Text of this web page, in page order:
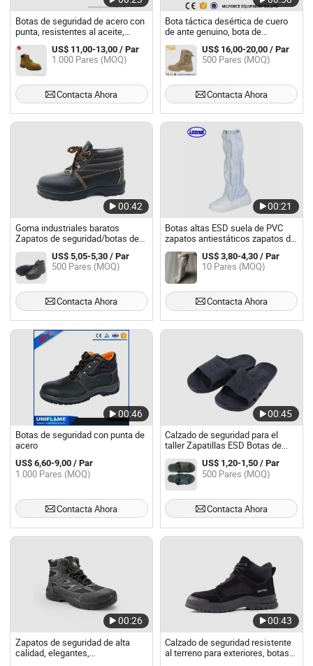
Botas de seguridad de acero con
punta, resistentes al aceite,
funcionales, antideslizantes, de
color marrón claroUS$ 11,00-13,00 / Par
1.000 Pares (MOQ)
Contacta Ahora
Bota táctica desértica de cuero
de ante genuino, bota de
seguridad de goma de alta
resistencia, estilo bota táctica
desértica
US$ 16,00-20,00 / Par
500 Pares (MOQ)
Contacta Ahora
00:42
Goma industriales baratos
Zapatos de seguridad/botas de
seguridad para los trabajadores
US$ 5,05-5,30 / Par
500 Pares (MOQ)
Contacta Ahora
00:21
Botas altas ESD suela de PVC
zapatos antiestáticos zapatos de
seguridad para trabajar
US$ 3,80-4,30 / Par
10 Pares (MOQ)
Contacta Ahora
00:46
Botas de seguridad con punta de
acero
US$ 6,60-9,00 / Par
1.000 Pares (MOQ)
Contacta Ahora
00:45
Calzado de seguridad para el
taller Zapatillas ESD Botas de
trabajo antiestáticas
US$ 1,20-1,50 / Par
500 Pares (MOQ)
Contacta Ahora
00:26
Zapatos de seguridad de alta
calidad, elegantes,
antideslizantes, botas para
00:43
Calzado de seguridad resistente
al terreno para exteriores, botas
de trabajo, zapato de seguridad